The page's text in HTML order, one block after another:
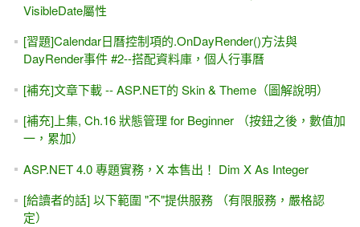
VisibleDate屬性
[習題]Calendar日曆控制項的.OnDayRender()方法與
DayRender事件 #2--搭配資料庫，個人行事曆
[補充]文章下載 -- ASP.NET的 Skin & Theme（圖解說明）
[補充]上集, Ch.16 狀態管理 for Beginner （按鈕之後，數值加
一，累加）
ASP.NET 4.0 專題實務，X 本售出！ Dim X As Integer
[給讀者的話] 以下範圍 "不"提供服務 （有限服務，嚴格認
定）